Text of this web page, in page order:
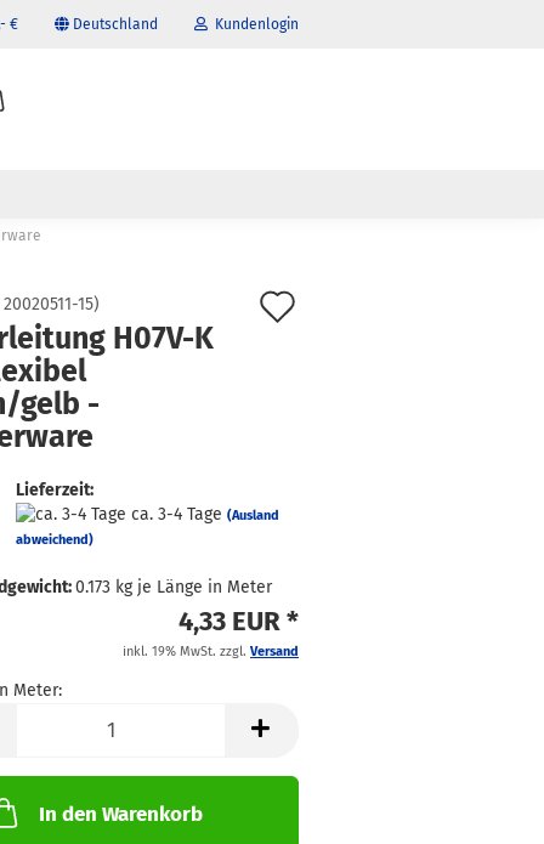
€ Deutschland Kundenlogin
erstellen
vergessen?
20020511-15)
H07V-K
gelb -
Lieferzeit:
ca. 3-4 Tage (Ausland
abweichend)
0.173kg je Länge in Meter
4,33 EUR *
inkl. 19% MwSt. zzgl. Versand
Meter:
In den Warenkorb